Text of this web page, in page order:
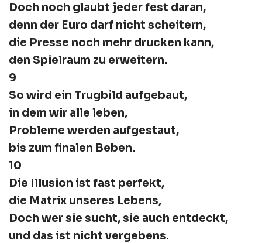
Doch noch glaubt jeder fest daran,
denn der Euro darf nicht scheitern,
die Presse noch mehr drucken kann,
den Spielraum zu erweitern.
9
So wird ein Trugbild aufgebaut,
in dem wir alle leben,
Probleme werden aufgestaut,
bis zum finalen Beben.
10
Die Illusion ist fast perfekt,
die Matrix unseres Lebens,
Doch wer sie sucht, sie auch entdeckt,
und das ist nicht vergebens.